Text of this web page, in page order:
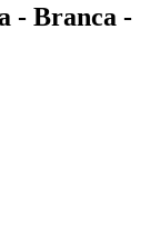
- Branca -